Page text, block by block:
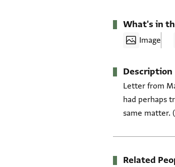
What's in
Image
Description
Letter from
had perhaps
same matter.
Related